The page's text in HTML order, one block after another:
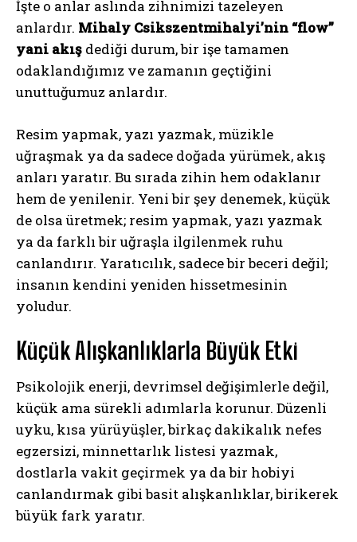
İşte o anlar aslında zihnimizi tazeleyen
anlardır. Mihaly Csikszentmihalyi’nin “flow”
yani akış dediği durum, bir işe tamamen
odaklandığımız ve zamanın geçtiğini
unuttuğumuz anlardır.
Resim yapmak, yazı yazmak, müzikle
uğraşmak ya da sadece doğada yürümek, akış
anları yaratır. Bu sırada zihin hem odaklanır
hem de yenilenir. Yeni bir şey denemek, küçük
de olsa üretmek; resim yapmak, yazı yazmak
ya da farklı bir uğraşla ilgilenmek ruhu
canlandırır. Yaratıcılık, sadece bir beceri değil;
insanın kendini yeniden hissetmesinin
yoludur.
Küçük Alışkanlıklarla Büyük Etki
Psikolojik enerji, devrimsel değişimlerle değil,
küçük ama sürekli adımlarla korunur. Düzenli
uyku, kısa yürüyüşler, birkaç dakikalık nefes
egzersizi, minnettarlık listesi yazmak,
dostlarla vakit geçirmek ya da bir hobiyi
canlandırmak gibi basit alışkanlıklar, birikerek
büyük fark yaratır.